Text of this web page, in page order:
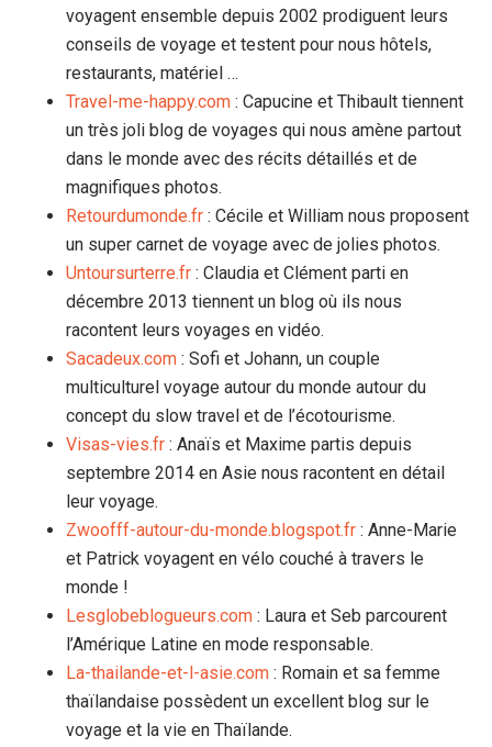
voyagent ensemble depuis 2002 prodiguent leurs
conseils de voyage et testent pour nous hôtels,
restaurants, matériel …
Travel-me-happy.com : Capucine et Thibault tiennent
un très joli blog de voyages qui nous amène partout
dans le monde avec des récits détaillés et de
magnifiques photos.
Retourdumonde.fr : Cécile et William nous proposent
un super carnet de voyage avec de jolies photos.
Untoursurterre.fr : Claudia et Clément parti en
décembre 2013 tiennent un blog où ils nous
racontent leurs voyages en vidéo.
Sacadeux.com : Sofi et Johann, un couple
multiculturel voyage autour du monde autour du
concept du slow travel et de l’écotourisme.
Visas-vies.fr : Anaïs et Maxime partis depuis
septembre 2014 en Asie nous racontent en détail
leur voyage.
Zwoofff-autour-du-monde.blogspot.fr : Anne-Marie
et Patrick voyagent en vélo couché à travers le
monde !
Lesglobeblogueurs.com : Laura et Seb parcourent
l’Amérique Latine en mode responsable.
La-thailande-et-l-asie.com : Romain et sa femme
thaïlandaise possèdent un excellent blog sur le
voyage et la vie en Thaïlande.